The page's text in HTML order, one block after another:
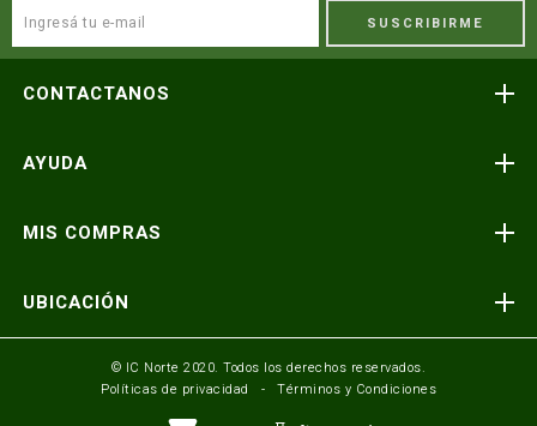
SUSCRIBIRME
CONTACTANOS
Atención telefónica
Consultas y reclamos
Seguinos en:
AYUDA
Preguntas frecuentes
Términos y condiciones
Formulario de contacto
Mundo IC Norte
MIS COMPRAS
Envíos y entregas
UBICACIÓN
Av. Busch y 3er Anillo Santa Cruz, Bolivia
Av. America esq. Av. Pando Cochabamba, Bolivia
© IC Norte 2020. Todos los derechos reservados.
Políticas de privacidad
Términos y Condiciones